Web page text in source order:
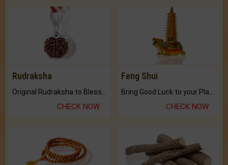
Rudraksha
CHECK NOW
Feng Shui
CHECK NOW